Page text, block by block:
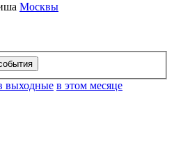
Москвы
выходные в этом месяце